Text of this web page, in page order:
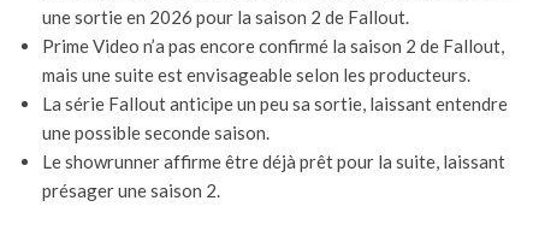
une sortie en 2026 pour la saison 2 de Fallout.
Prime Video n’a pas encore confirmé la saison 2 de Fallout,
mais une suite est envisageable selon les producteurs.
La série Fallout anticipe un peu sa sortie, laissant entendre
une possible seconde saison.
Le showrunner affirme être déjà prêt pour la suite, laissant
présager une saison 2.